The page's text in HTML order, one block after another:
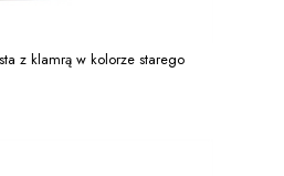
z klamrą w kolorze starego